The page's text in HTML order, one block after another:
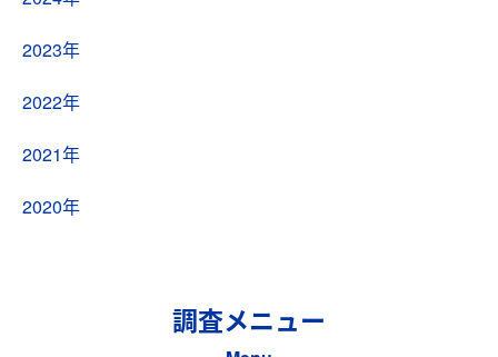
2023年
2022年
2021年
2020年
調査メニュー